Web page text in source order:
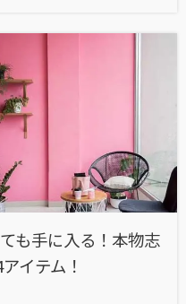
も手に入る！本物志
イテム！